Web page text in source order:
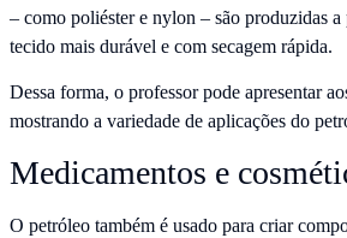
– como poliéster e nylon – são produzidas
tecido mais durável e com secagem rápida.
Dessa forma, o professor pode apresentar
mostrando a variedade de aplicações do
Medicamentos e
O petróleo também é usado para criar